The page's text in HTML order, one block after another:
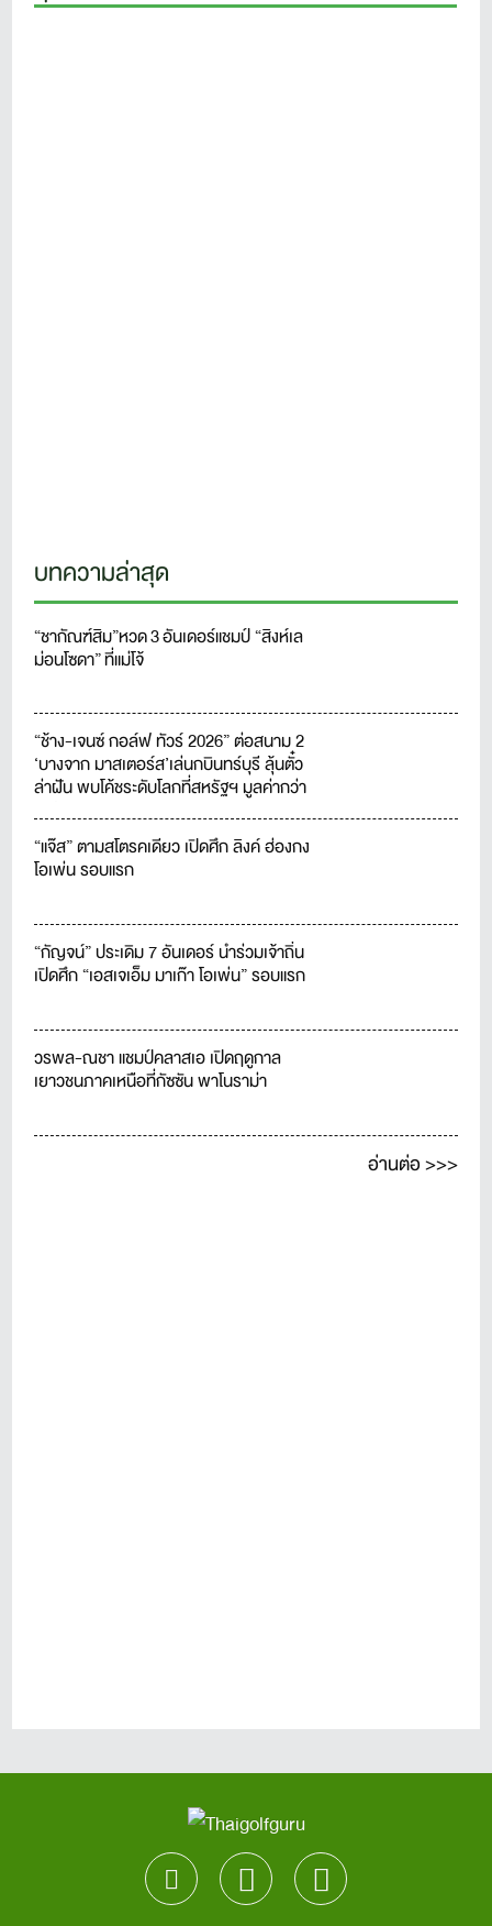
บทความล่าสุด
“ชากัณฑ์สิม”หวด 3 อันเดอร์แชมป์ “สิงห์เล
ม่อนโซดา” ที่แม่โจ้
“ช้าง-เจนซ์ กอล์ฟ ทัวร์ 2026” ต่อสนาม 2
‘บางจาก มาสเตอร์ส’เล่นกบินทร์บุรี ลุ้นตั๋ว
ล่าฝัน พบโค้ชระดับโลกที่สหรัฐฯ มูลค่ากว่า
1 ล้านบาท
“แจ๊ส” ตามสโตรคเดียว เปิดศึก ลิงค์ ฮ่องกง
โอเพ่น รอบแรก
“กัญจน์” ประเดิม 7 อันเดอร์ นำร่วมเจ้าถิ่น
เปิดศึก “เอสเจเอ็ม มาเก๊า โอเพ่น” รอบแรก
วรพล-ณชา แชมป์คลาสเอ เปิดฤดูกาล
เยาวชนภาคเหนือที่กัซซัน พาโนราม่า
อ่านต่อ >>>